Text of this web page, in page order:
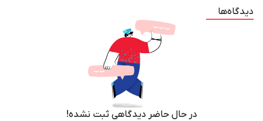
دیدگاه‌ها
در حال حاضر دیدگاهی ثبت نشده!